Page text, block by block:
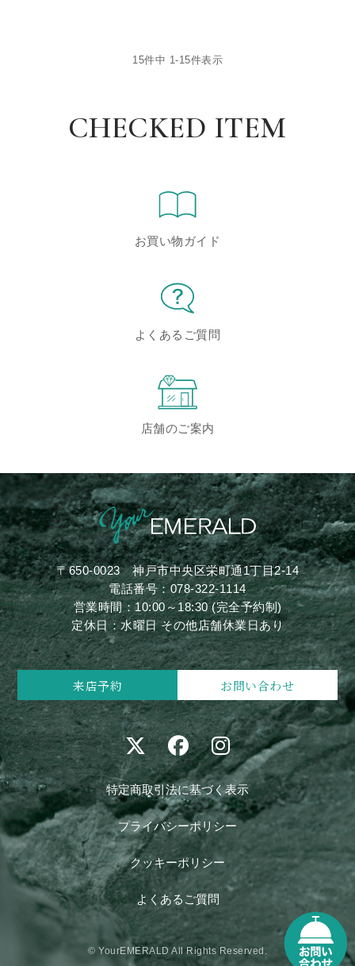
15件中 1-15件表示
CHECKED ITEM
お買い物ガイド
よくあるご質問
店舗のご案内
〒650-0023神戸市中央区栄町通1丁目2-14
電話番号：078-322-1114
営業時間：10:00～18:30 (完全予約制)
定休日：水曜日 その他店舗休業日あり
来店予約 お問い合わせ
特定商取引法に基づく表示
プライバシーポリシー
クッキーポリシー
よくあるご質問
© YourEMERALD All Rights Reserved.